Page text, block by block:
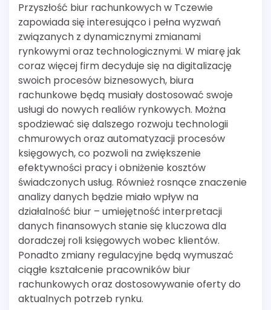
Przyszłość biur rachunkowych w Tczewie
zapowiada się interesująco i pełna wyzwań
związanych z dynamicznymi zmianami
rynkowymi oraz technologicznymi. W miarę jak
coraz więcej firm decyduje się na digitalizację
swoich procesów biznesowych, biura
rachunkowe będą musiały dostosować swoje
usługi do nowych realiów rynkowych. Można
spodziewać się dalszego rozwoju technologii
chmurowych oraz automatyzacji procesów
księgowych, co pozwoli na zwiększenie
efektywności pracy i obniżenie kosztów
świadczonych usług. Również rosnące znaczenie
analizy danych będzie miało wpływ na
działalność biur – umiejętność interpretacji
danych finansowych stanie się kluczowa dla
doradczej roli księgowych wobec klientów.
Ponadto zmiany regulacyjne będą wymuszać
ciągłe kształcenie pracowników biur
rachunkowych oraz dostosowywanie oferty do
aktualnych potrzeb rynku.